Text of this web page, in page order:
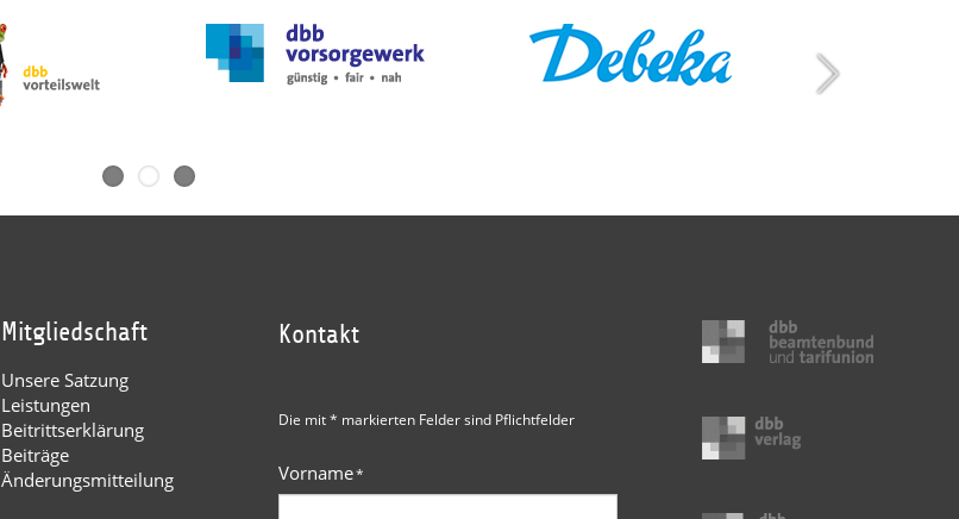
Mitgliedschaft
Unsere Satzung
Leistungen
Beitrittserklärung
Beiträge
Änderungsmitteilung
Kontakt
Die mit * markierten Felder sind Pflichtfelder
Vorname*